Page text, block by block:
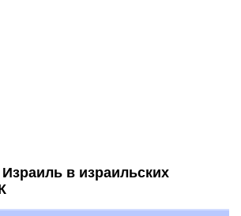
в израильских